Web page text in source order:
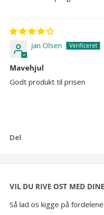
Jan Olsen
Mavehjul
Godt produkt til prisen
Del
VIL DU RIVE OST MED
Så lad os kigge på